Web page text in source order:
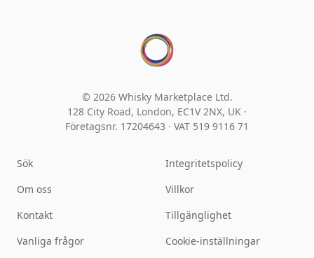
© 2026 Whisky Marketplace Ltd.
128 City Road, London, EC1V 2NX, UK ·
Företagsnr. 17204643 · VAT 519 9116 71
Sök
Om oss
Kontakt
Vanliga frågor
Integritetspolicy
Villkor
Tillgänglighet
Cookie-inställningar